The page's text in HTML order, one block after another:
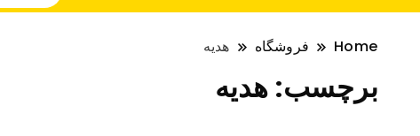
Home فروشگاه هدیه
برچسب: هدیه